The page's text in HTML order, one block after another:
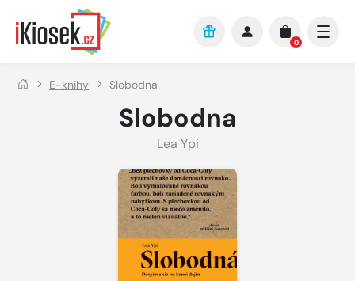
Přejít na hlavní obsah
0
E-knihy Slobodna
Slobodna
Lea Ypi